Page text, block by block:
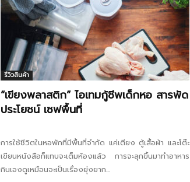
รีวิวสินค้า
“เขียงพลาสติก” ไอเทมกู้ชีพเด็กหอ สารพัด
ประโยชน์ เซฟพื้นที่
การใช้ชีวิตในหอพักที่มีพื้นที่จำกัด แค่เตียง ตู้เสื้อผ้า และโต๊ะ
เขียนหนังสือก็แทบจะเต็มห้องแล้ว การจะลุกขึ้นมาทำอาหาร
กินเองดูเหมือนจะเป็นเรื่องยุ่งยาก...